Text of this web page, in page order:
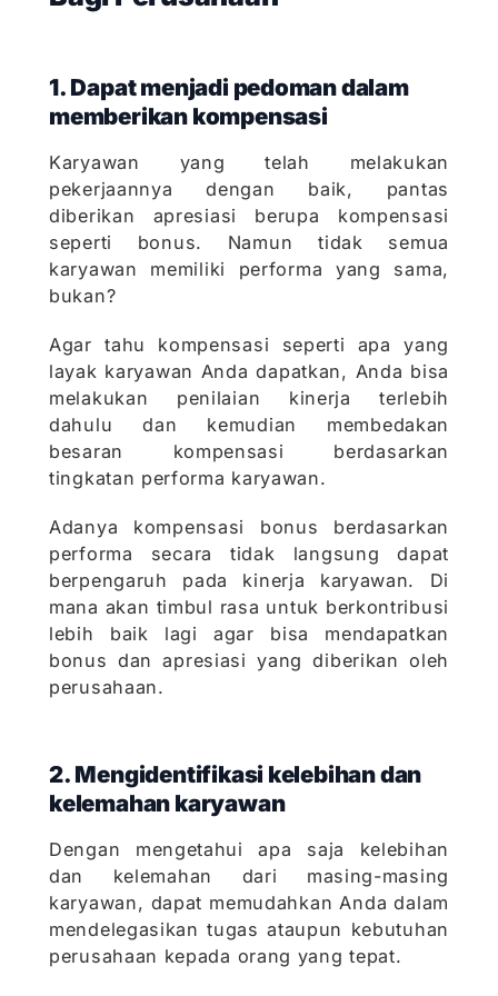
1. Dapat menjadi pedoman dalam
memberikan kompensasi
Karyawan yang telah melakukan
pekerjaannya dengan baik, pantas
diberikan apresiasi berupa kompensasi
seperti bonus. Namun tidak semua
karyawan memiliki performa yang sama,
bukan?
Agar tahu kompensasi seperti apa yang
layak karyawan Anda dapatkan, Anda bisa
melakukan penilaian kinerja terlebih
dahulu dan kemudian membedakan
besaran kompensasi berdasarkan
tingkatan performa karyawan.
Adanya kompensasi bonus berdasarkan
performa secara tidak langsung dapat
berpengaruh pada kinerja karyawan. Di
mana akan timbul rasa untuk berkontribusi
lebih baik lagi agar bisa mendapatkan
bonus dan apresiasi yang diberikan oleh
perusahaan.
2. Mengidentifikasi kelebihan dan
kelemahan karyawan
Dengan mengetahui apa saja kelebihan
dan kelemahan dari masing-masing
karyawan, dapat memudahkan Anda dalam
mendelegasikan tugas ataupun kebutuhan
perusahaan kepada orang yang tepat.